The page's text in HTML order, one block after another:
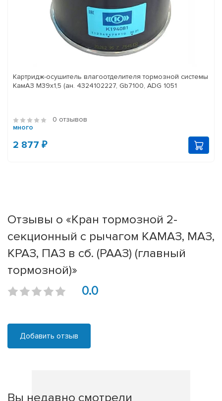
Картридж-осушитель влагоотделителя тормозной системы
КамАЗ M39x1,5 (ан. 4324102227, Gb7100, ADG 1051
0 отзывов
много
2 877 ₽
Отзывы о «Кран тормозной 2-
секционный с рычагом КАМАЗ, МАЗ,
КРАЗ, ПАЗ в сб. (РААЗ) (главный
тормозной)»
0.0
Добавить отзыв
Вы недавно смотрели